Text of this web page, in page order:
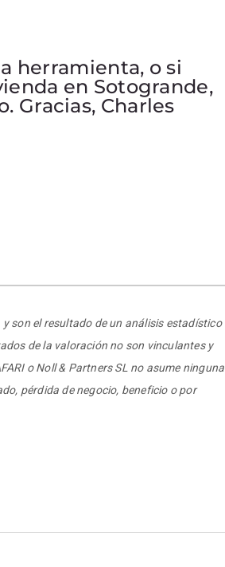
herramienta, o si
en Sotogrande,
Gracias, Charles
son el resultado de un análisis estadístico
de la valoración no son vinculantes y
o Noll & Partners SL no asume ninguna
pérdida de negocio, beneficio o por